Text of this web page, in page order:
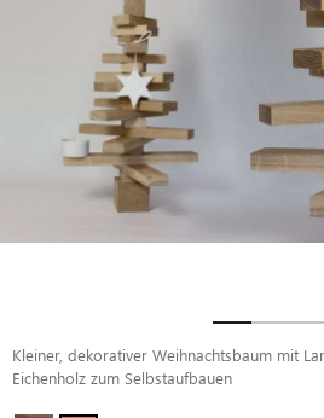
Kleiner, dekorativer Weihnachtsbaum mit
Eichenholz zum Selbstaufbauen